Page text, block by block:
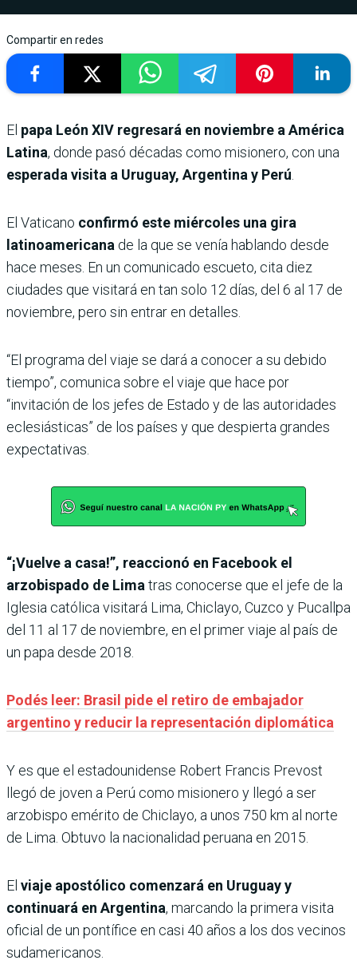
Compartir en redes
El papa León XIV regresará en noviembre a América
Latina, donde pasó décadas como misionero, con una
esperada visita a Uruguay, Argentina y Perú
El Vaticano confirmó este miércoles una gira
latinoamericana de la que se venía hablando desde
hace meses. En un comunicado escueto, cita diez
ciudades que visitará en tan solo 12 días, del 6 al 17 de
noviembre, pero sin entrar en detalles.
“El programa del viaje se dará a conocer a su debido
tiempo”, comunica sobre el viaje que hace por
“invitación de los jefes de Estado y de las autoridades
eclesiásticas” de los países y que despierta grandes
expectativas.
“¡Vuelve a casa!”, reaccionó en Facebook el
arzobispado de Lima tras conocerse que el jefe de la
Iglesia católica visitará Lima, Chiclayo, Cuzco y Pucallpa
del 11 al 17 de noviembre, en el primer viaje al país de
un papa desde 2018.
Podés leer: Brasil pide el retiro de embajador
argentino y reducir la representación diplomática
Y es que el estadounidense Robert Francis Prevost
llegó de joven a Perú como misionero y llegó a ser
arzobispo emérito de Chiclayo, a unos 750 km al norte
de Lima. Obtuvo la nacionalidad peruana en 2015.
El viaje apostólico comenzará en Uruguay y
continuará en Argentina, marcando la primera visita
oficial de un pontífice en casi 40 años a los dos vecinos
sudamericanos.